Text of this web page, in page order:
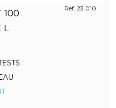
100
L
Ref. 23.010